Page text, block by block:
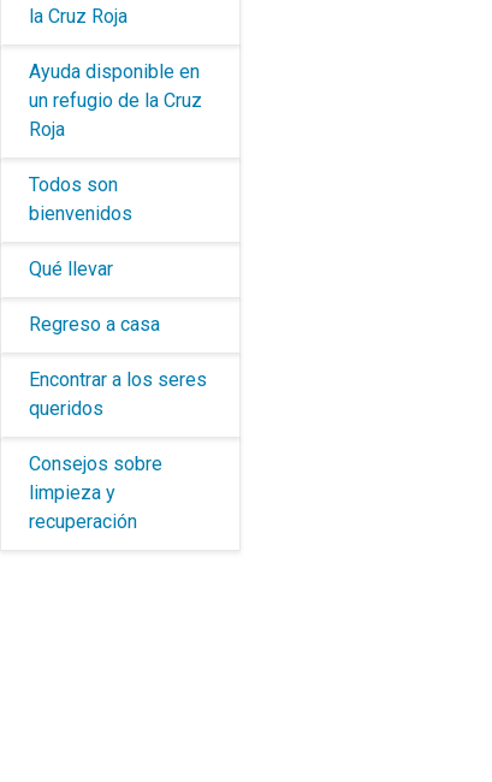
la Cruz Roja
Ayuda disponible en
un refugio de la Cruz
Roja
Todos son
bienvenidos
Qué llevar
Regreso a casa
Encontrar a los seres
queridos
Consejos sobre
limpieza y
recuperación